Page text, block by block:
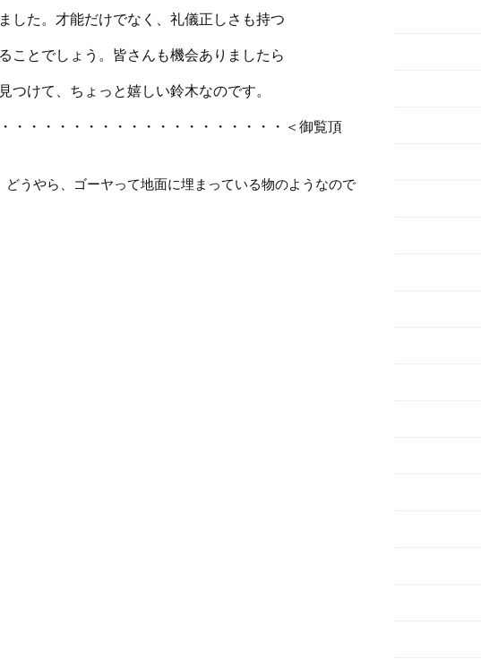
した。才能だけでなく、礼儀正しさも持つ
ことでしょう。皆さんも機会ありましたら
けて、ちょっと嬉しい鈴木なのです。
・・・・・・・・・・・・・・・・・・・＜御覧頂
どうやら、ゴーヤって地面に埋まっている物のようなので